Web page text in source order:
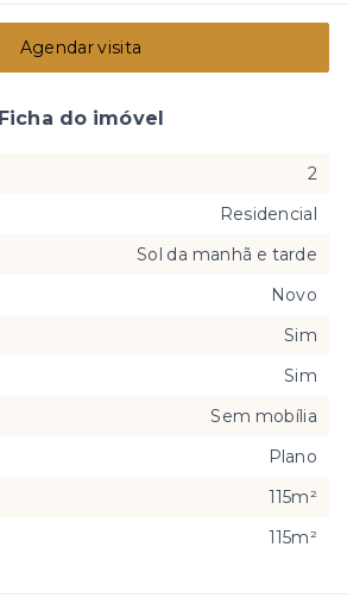
Agendar visita
Ficha do imóvel
2
Residencial
Sol da manhã e tarde
Novo
Sim
Sim
Sem mobília
Plano
115m²
115m²